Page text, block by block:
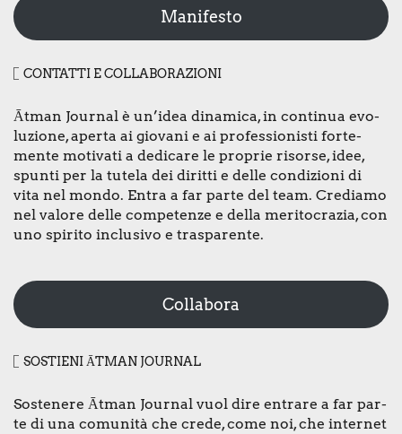
Manifesto
CON­TAT­TI E COL­LA­BO­RA­ZIO­NI
Ātman Jour­nal è un’idea dina­mi­ca, in con­ti­nua evo­
lu­zio­ne, aper­ta ai gio­va­ni e ai pro­fes­sio­ni­sti for­te­
men­te moti­va­ti a dedi­ca­re le pro­prie risor­se, idee,
spun­ti per la tute­la dei dirit­ti e del­le con­di­zio­ni di
vita nel mon­do. Entra a far par­te del team. Cre­dia­mo
nel valo­re del­le com­pe­ten­ze e del­la meri­to­cra­zia, con
uno spi­ri­to inclu­si­vo e tra­spa­ren­te.
Collabora
SOSTIE­NI ĀTMAN JOUR­NAL
Soste­ne­re Ātman Jour­nal vuol dire entra­re a far par­
te di una comu­ni­tà che cre­de, come noi, che inter­net